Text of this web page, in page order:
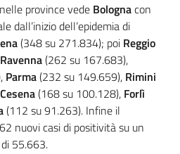
province vede Bolognacon
dall’inizio dell’epidemia di
(348 su 271.834); poi Reggio
Ravenna(262 su 167.683),
Parma(232 su 149.659), Rimini
Cesena(168 su 100.128), Forlì
(112 su 91.263). Infine il
nuovi casi di positività su un
55.663.